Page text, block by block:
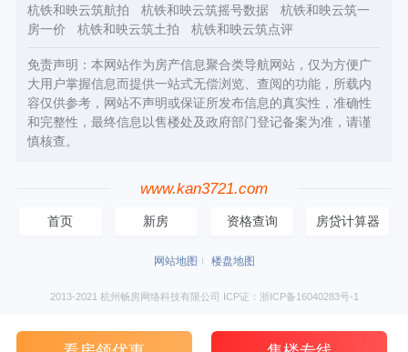
杭铁和映云筑航拍
杭铁和映云筑摇号数据
杭铁和映云筑一
房一价
杭铁和映云筑土拍 杭铁和映云筑点评
免责声明：本网站作为房产信息聚合类导航网站，仅为方便广
大用户掌握信息而提供一站式无偿浏览、查阅的功能，所载内
容仅供参考，网站不声明或保证所发布信息的真实性，准确性
和完整性，最终信息以售楼处及政府部门登记备案为准，请谨
慎核查。
www.kan3721.com
首页 新房 资格查询 房贷计算器
网站地图 楼盘地图
2013-2021 杭州畅房网络科技有限公司 ICP证：浙ICP备16040283号-1